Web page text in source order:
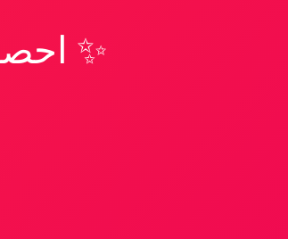
✨